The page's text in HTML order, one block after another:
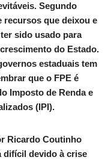
Segundo
recursos que deixou e
sido usado para
do Estado.
estaduais tem
que o FPE é
Imposto de Renda e
(IPI).
Ricardo Coutinho
difícil devido à crise